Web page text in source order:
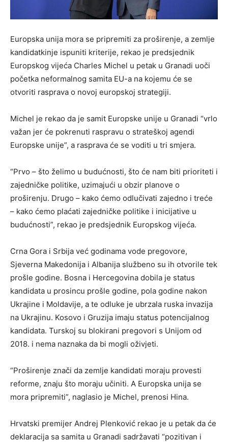
Europska unija mora se pripremiti za proširenje, a zemlje
kandidatkinje ispuniti kriterije, rekao je predsjednik
Europskog vijeća Charles Michel u petak u Granadi uoči
početka neformalnog samita EU-a na kojemu će se
otvoriti rasprava o novoj europskoj strategiji.
Michel je rekao da je samit Europske unije u Granadi “vrlo
važan jer će pokrenuti raspravu o strateškoj agendi
Europske unije”, a rasprava će se voditi u tri smjera.
“Prvo – što želimo u budućnosti, što će nam biti prioriteti i
zajedničke politike, uzimajući u obzir planove o
proširenju. Drugo – kako ćemo odlučivati zajedno i treće
– kako ćemo plaćati zajedničke politike i inicijative u
budućnosti”, rekao je predsjednik Europskog vijeća.
Crna Gora i Srbija već godinama vode pregovore,
Sjeverna Makedonija i Albanija službeno su ih otvorile tek
prošle godine. Bosna i Hercegovina dobila je status
kandidata u prosincu prošle godine, pola godine nakon
Ukrajine i Moldavije, a te odluke je ubrzala ruska invazija
na Ukrajinu. Kosovo i Gruzija imaju status potencijalnog
kandidata. Turskoj su blokirani pregovori s Unijom od
2018. i nema naznaka da bi mogli oživjeti.
“Proširenje znači da zemlje kandidati moraju provesti
reforme, znaju što moraju učiniti. A Europska unija se
mora pripremiti”, naglasio je Michel, prenosi Hina.
Hrvatski premijer Andrej Plenković rekao je u petak da će
deklaracija sa samita u Granadi sadržavati “pozitivan i